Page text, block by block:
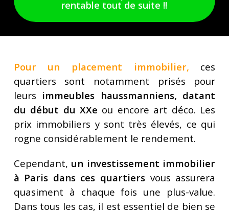
rentable tout de suite !!
Pour un placement immobilier, ces
quartiers sont notamment prisés pour
leurs immeubles haussmanniens, datant
du début du XXe ou encore art déco. Les
prix immobiliers y sont très élevés, ce qui
rogne considérablement le rendement.
Cependant, un investissement immobilier
à Paris dans ces quartiers vous assurera
quasiment à chaque fois une plus-value.
Dans tous les cas, il est essentiel de bien se